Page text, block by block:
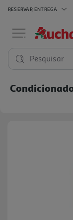
RESERVAR ENTREGA
Pesquisar